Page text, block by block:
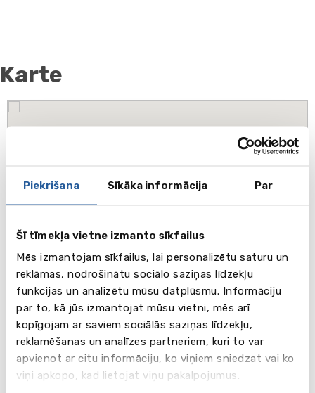
Piekrišana Sīkāka informācija Par
Šī tīmekļa vietne izmanto sīkfailus
Mēs izmantojam sīkfailus, lai personalizētu saturu un
reklāmas, nodrošinātu sociālo saziņas līdzekļu
funkcijas un analizētu mūsu datplūsmu. Informāciju
par to, kā jūs izmantojat mūsu vietni, mēs arī
kopīgojam ar saviem sociālās saziņas līdzekļu,
reklamēšanas un analīzes partneriem, kuri to var
apvienot ar citu informāciju, ko viņiem sniedzat vai ko
viņi apkopo, kad lietojat viņu pakalpojumus.
Karte